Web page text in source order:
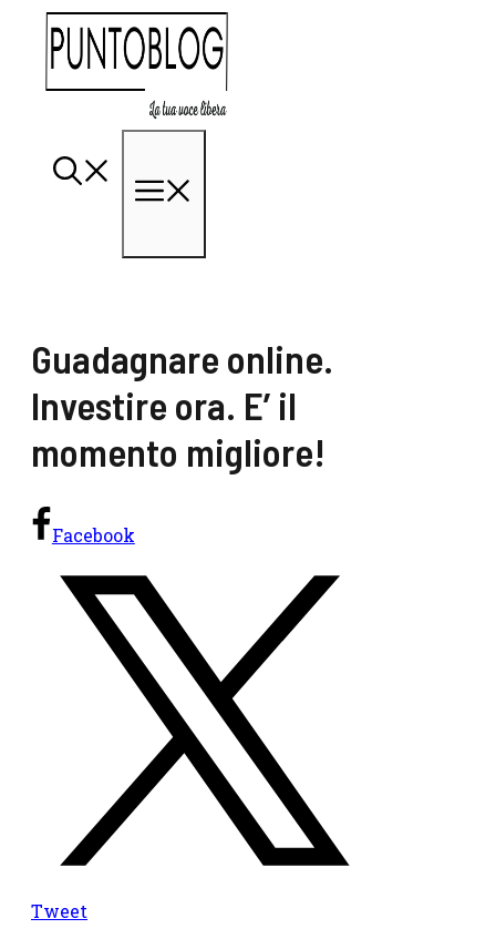
contenuto
Guadagnare online.
Investire ora. E’ il
momento migliore!
Facebook
Tweet